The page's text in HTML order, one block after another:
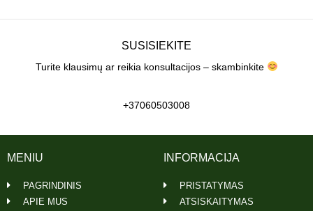
SUSISIEKITE
Turite klausimų ar reikia konsultacijos – skambinkite
+37060503008
INFORMACIJA
PRISTATYMAS
ATSISKAITYMAS
MENIU
PAGRINDINIS
APIE MUS